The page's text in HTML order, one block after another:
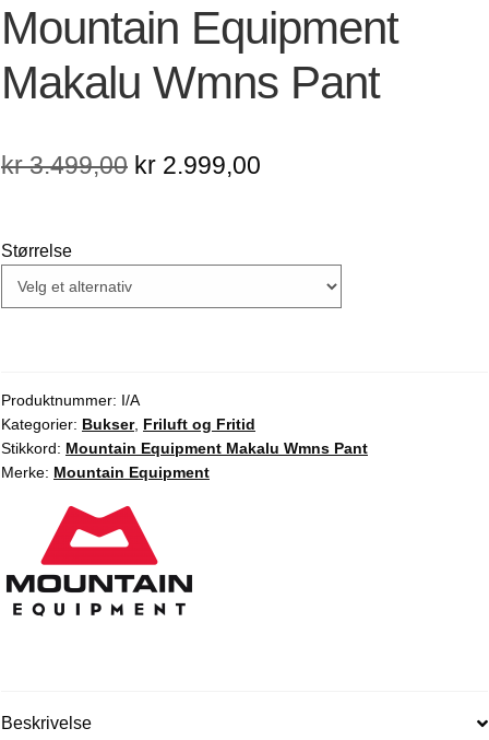
Mountain Equipment
Makalu Wmns Pant
kr3.499,00 Opprinnelig
kr 2.999,00
kr 2.999,00.
Størrelse
Produktnummer: I/A
Kategorier: Bukser, Friluft og Fritid
Stikkord: Mountain Equipment Makalu Wmns Pant
Merke: Mountain Equipment
Beskrivelse